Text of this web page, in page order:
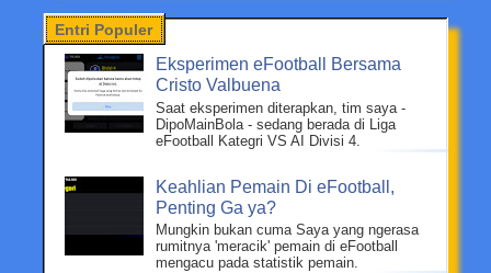
Entri Populer
Eksperimen eFootball Bersama
Cristo Valbuena
Saat eksperimen diterapkan, tim saya -
DipoMainBola - sedang berada di Liga
eFootball Kategri VS AI Divisi 4.
Keahlian Pemain Di eFootball,
Penting Ga ya?
Mungkin bukan cuma Saya yang ngerasa
rumitnya 'meracik' pemain di eFootball
mengacu pada statistik pemain.